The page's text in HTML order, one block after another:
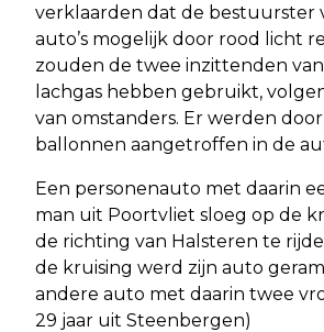
verklaarden dat de bestuurster
auto’s mogelijk door rood licht
zouden de twee inzittenden
lachgas hebben gebruikt,
van omstanders. Er werden
ballonnen aangetroffen in de
Een personenauto met daarin
man uit Poortvliet sloeg op de
de richting van Halsteren te
de kruising werd zijn auto
andere auto met daarin twee
29 jaar uit Steenbergen)